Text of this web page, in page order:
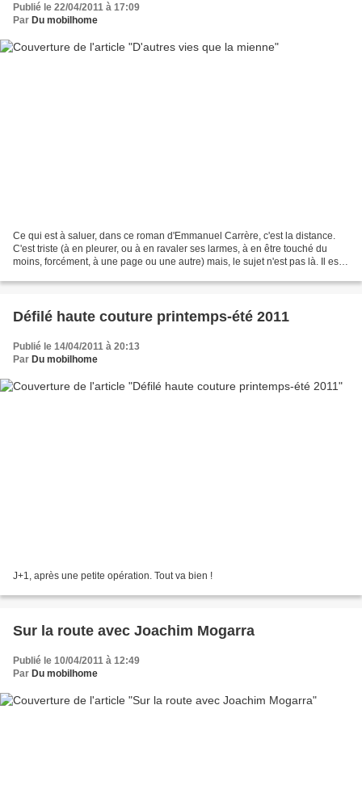
Publié le 22/04/2011 à 17:09
Par Du mobilhome
Ce qui est à saluer, dans ce roman d'Emmanuel Carrère, c'est la distance.
C'est triste (à en pleurer, ou à en ravaler ses larmes, à en être touché du
moins, forcément, à une page ou une autre) mais, le sujet n'est pas là. Il est
Défilé haute couture printemps-été 2011
Publié le 14/04/2011 à 20:13
Par Du mobilhome
J+1, après une petite opération. Tout va bien !
Sur la route avec Joachim Mogarra
Publié le 10/04/2011 à 12:49
Par Du mobilhome